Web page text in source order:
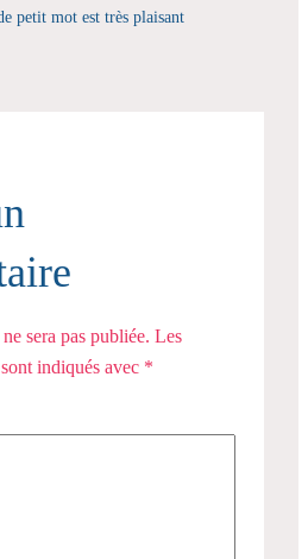
petit mot est très plaisant
sera pas publiée. Les
indiqués avec *